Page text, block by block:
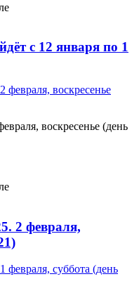
с 12 января по 1
воскресенье (день
2 февраля,